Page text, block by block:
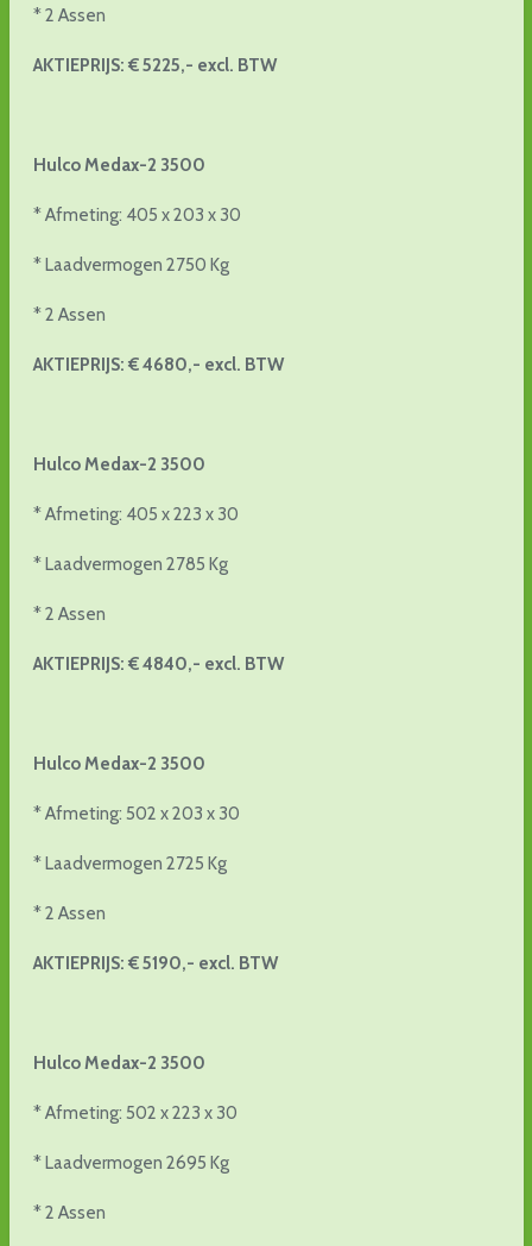
* 2 Assen
AKTIEPRIJS: € 5225,- excl. BTW
Hulco Medax-2 3500
* Afmeting: 405 x 203 x 30
* Laadvermogen 2750 Kg
* 2 Assen
AKTIEPRIJS: € 4680,- excl. BTW
Hulco Medax-2 3500
* Afmeting: 405 x 223 x 30
* Laadvermogen 2785 Kg
* 2 Assen
AKTIEPRIJS: € 4840,- excl. BTW
Hulco Medax-2 3500
* Afmeting: 502 x 203 x 30
* Laadvermogen 2725 Kg
* 2 Assen
AKTIEPRIJS: € 5190,- excl. BTW
Hulco Medax-2 3500
* Afmeting: 502 x 223 x 30
* Laadvermogen 2695 Kg
* 2 Assen